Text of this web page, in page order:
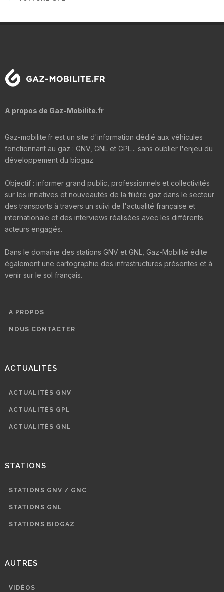
A propos de Gaz-Mobilite.fr
Gaz-mobilite.fr est un site d'information dédié aux véhicules
fonctionnant au gaz : GNV, GNL et GPL... sans oublier l'enjeu du
développement du biogaz.
Objectif : informer grand public, professionnels et collectivités
sur les initiatives et nouveautés de la filière gaz dans le secteur
des transports à travers un suivi de l'actualité française et
internationale et des interviews réalisées avec les différents
acteurs engagés.
Dans le domaine des stations GNV et GNL, Gaz-Mobilité édite
également une cartographie des infrastructures présentes et à
venir sur le sol français.
A PROPOS
NOUS CONTACTER
ACTUALITÉS
ACTUALITÉS GNV
ACTUALITÉS GPL
ACTUALITÉS GNL
STATIONS
STATIONS GNV / GNC
STATIONS GNL
STATIONS BIOGAZ
AUTRES
VIDÉOS